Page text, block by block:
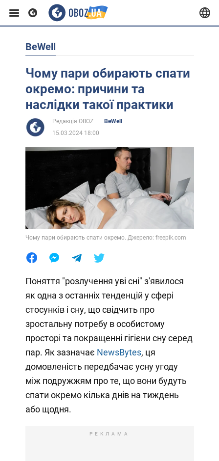
Європа
Африка
Лайфхаки
BeWell
Чому пари обирають спати
окремо: причини та
наслідки такої практики
Редакція OBOZ
BeWell
15.03.2024 18:00
Чому пари обирають спати окремо. Джерело: freepik.com
Поняття "розлучення уві сні" з'явилося
як одна з останніх тенденцій у сфері
стосунків і сну, що свідчить про
зростальну потребу в особистому
просторі та покращенні гігієни сну серед
пар. Як зазначає NewsBytes, ця
домовленість передбачає усну угоду
між подружжям про те, що вони будуть
спати окремо кілька днів на тиждень
або щодня.
РЕКЛАМА